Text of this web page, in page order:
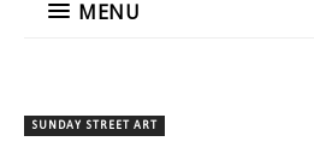
MENU
SUNDAY STREET ART